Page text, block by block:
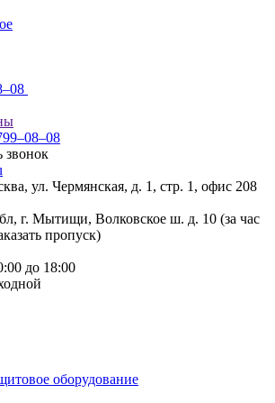
звонок
ул. Чермянская, д. 1, стр. 1, офис 208
г. Мытищи, Волковское ш. д. 10 (за час
пропуск)
до 18:00
оборудование